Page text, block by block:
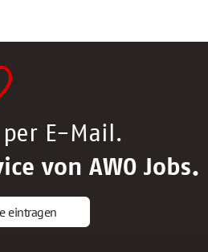
E-Mail.
von AWO Jobs.
eintragen